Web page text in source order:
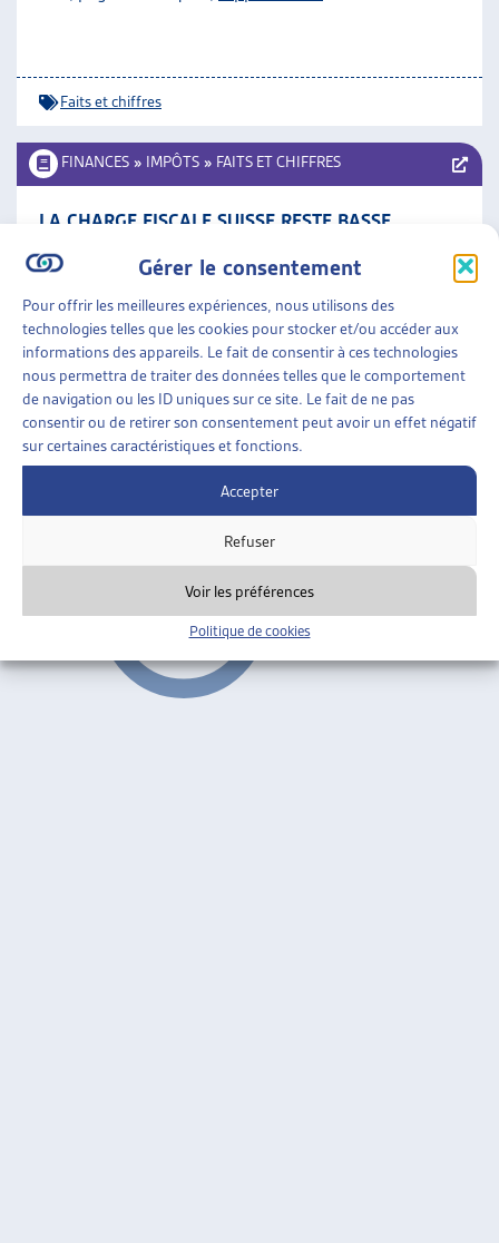
Gérer le consentement
Pour offrir les meilleures expériences, nous utilisons des
technologies telles que les cookies pour stocker et/ou accéder aux
informations des appareils. Le fait de consentir à ces technologies
nous permettra de traiter des données telles que le comportement
de navigation ou les ID uniques sur ce site. Le fait de ne pas
consentir ou de retirer son consentement peut avoir un effet négatif
sur certaines caractéristiques et fonctions.
Accepter
Refuser
Voir les préférences
Politique de cookies
Faits et chiffres
FINANCES » IMPÔTS » FAITS ET CHIFFRES
LA CHARGE FISCALE SUISSE RESTE BASSE
Faits et chiffres
IMPÔTS
EN SUISSE, LA CHARGE FISCALE RESTE FAIBLE
Département fédéral des finances, nov 09